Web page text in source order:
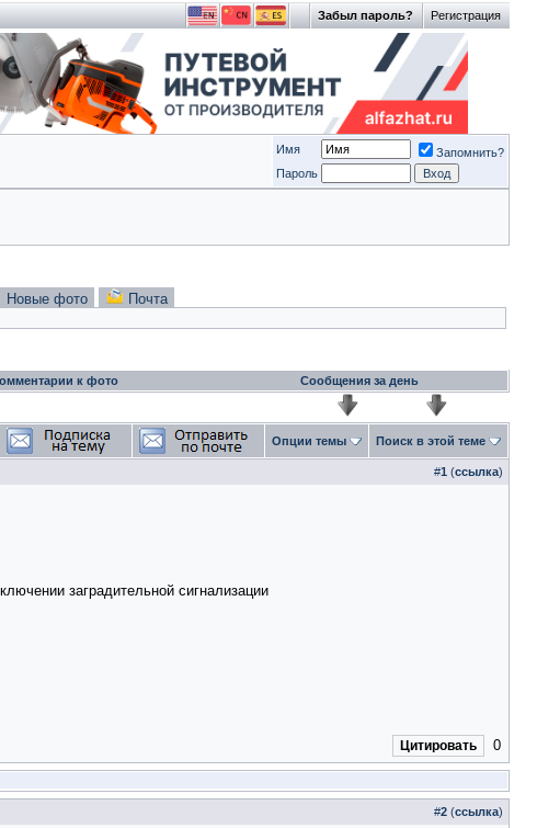
Регистрация
Забыл пароль?
Имя
Запомнить?
Пароль
Новые фото Почта
к фото Сообщения за день
Опции темы Поиск в этой теме
#1 (ссылка)
заградительной сигнализации
Цитировать 0
#2 (ссылка)